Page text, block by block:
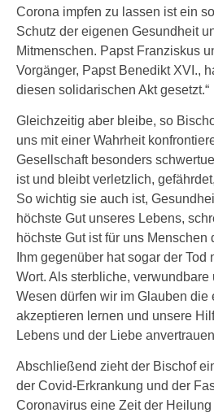
Corona impfen zu lassen ist ein
Schutz der eigenen Gesundheit
Mitmenschen. Papst Franziskus
Vorgänger, Papst Benedikt XVI.,
diesen solidarischen Akt gesetzt.“
Gleichzeitig aber bleibe, so
uns mit einer Wahrheit
Gesellschaft besonders
ist und bleibt verletzlich,
So wichtig sie auch ist,
höchste Gut unseres Lebens,
höchste Gut ist für uns Menschen
Ihm gegenüber hat sogar der
Wort. Als sterbliche,
Wesen dürfen wir im Glauben die
akzeptieren lernen und unsere
Lebens und der Liebe
Abschließend zieht der Bischof
der Covid-Erkrankung und der
Coronavirus eine Zeit der